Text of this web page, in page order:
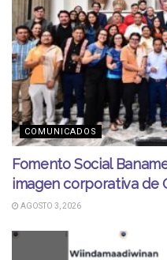
COMUNICADOS
Fomento Social
imagen corporativa de
AGOSTO 3, 2026